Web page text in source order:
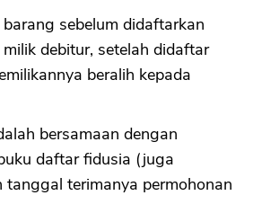
sebelum didaftarkan
debitur, setelah didaftar
beralih kepada
bersamaan dengan
daftar fidusia (juga
tanggal terimanya permohonan